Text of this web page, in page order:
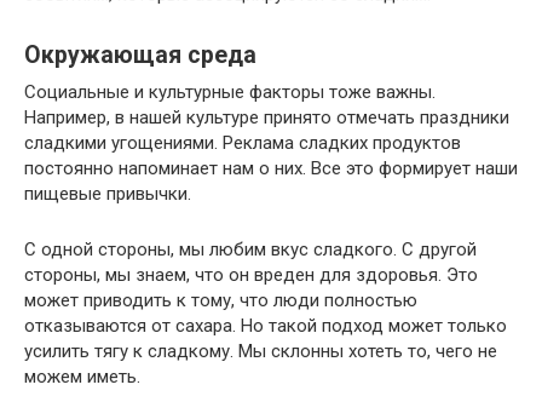
Окружающая среда
Социальные и культурные факторы тоже важны.
Например, в нашей культуре принято отмечать праздники
сладкими угощениями. Реклама сладких продуктов
постоянно напоминает нам о них. Все это формирует наши
пищевые привычки.
С одной стороны, мы любим вкус сладкого. С другой
стороны, мы знаем, что он вреден для здоровья. Это
может приводить к тому, что люди полностью
отказываются от сахара. Но такой подход может только
усилить тягу к сладкому. Мы склонны хотеть то, чего не
можем иметь.